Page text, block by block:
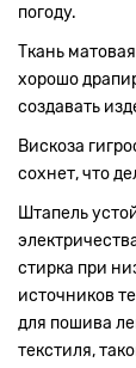
погоду.
Ткань
хорошо
создавать
Вискоза
сохнет, что
Штапель
стирка при
источников
для пошива
текстиля,